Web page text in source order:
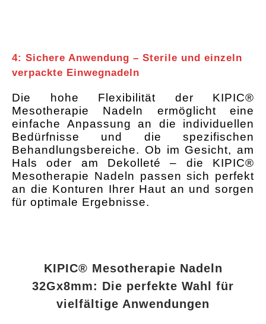
4: Sichere Anwendung – Sterile und einzeln
verpackte Einwegnadeln
Die hohe Flexibilität der KIPIC®
Mesotherapie Nadeln ermöglicht eine
einfache Anpassung an die individuellen
Bedürfnisse und die spezifischen
Behandlungsbereiche. Ob im Gesicht, am
Hals oder am Dekolleté – die KIPIC®
Mesotherapie Nadeln passen sich perfekt
an die Konturen Ihrer Haut an und sorgen
für optimale Ergebnisse.
KIPIC® Mesotherapie Nadeln
32Gx8mm: Die perfekte Wahl für
vielfältige Anwendungen